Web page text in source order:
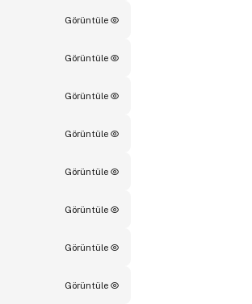
Görüntüle
Görüntüle
Görüntüle
Görüntüle
Görüntüle
Görüntüle
Görüntüle
Görüntüle